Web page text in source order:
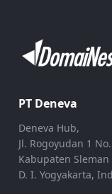
PT Deneva
Deneva Hub,
Jl. Rogoyudan 1
Kabupaten Sleman
D. I. Yogyakarta,